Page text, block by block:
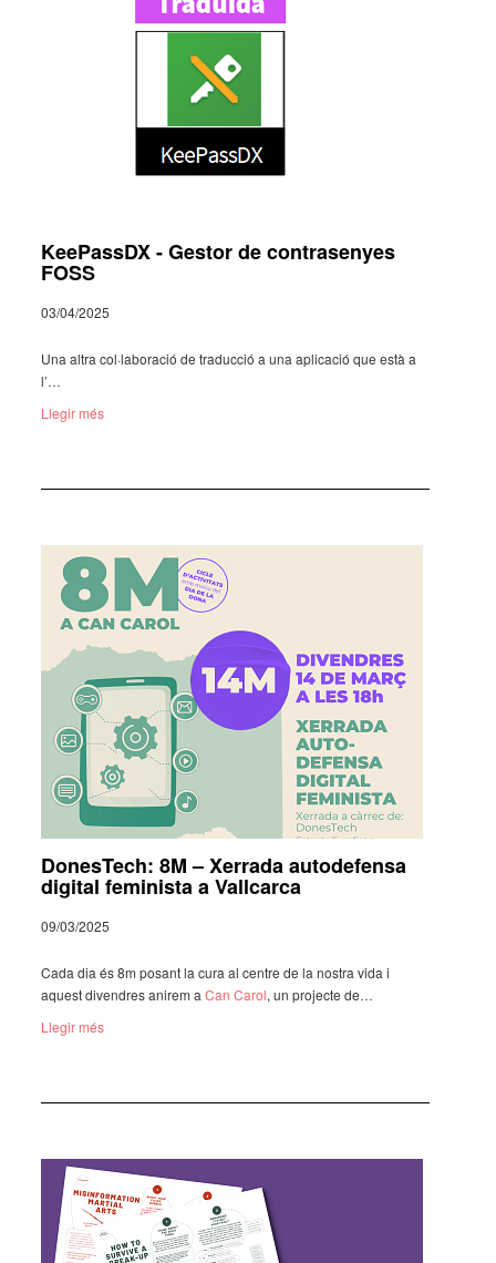
KeePassDX - Gestor de contrasenyes
FOSS
03/04/2025
Una altra col·­la­bo­ra­ció de traduc­ció a una apli­ca­ció que està a
l’…
Llegir més
DonesTech: 8M – Xerrada autodefensa
digital feminista a Vallcarca
09/03/2025
Cada dia és 8m posant la cura al centre de la nostra vida i
aquest diven­dres anirem aCan Carol, un projecte de…
Llegir més